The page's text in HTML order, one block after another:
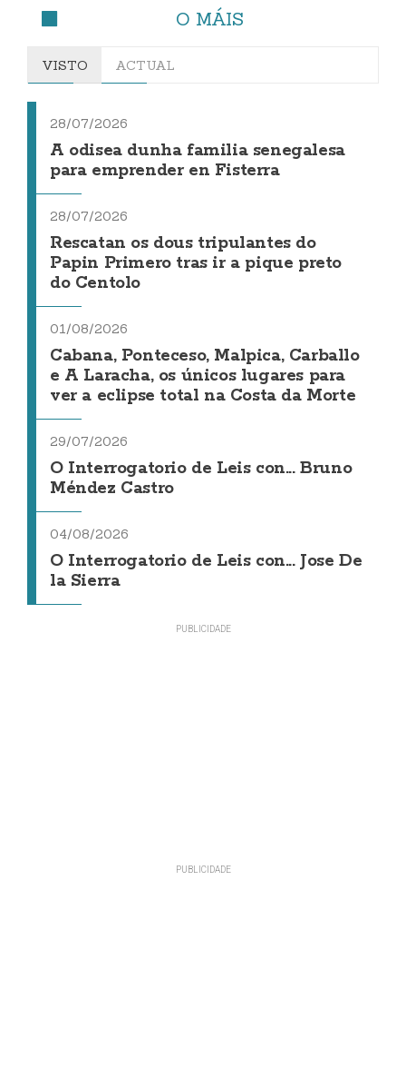
O MÁIS
VISTO ACTUAL
28/07/2026
A odisea dunha familia senegalesa
para emprender en Fisterra
28/07/2026
Rescatan os dous tripulantes do
Papin Primero tras ir a pique preto
do Centolo
01/08/2026
Cabana, Ponteceso, Malpica, Carballo
e A Laracha, os únicos lugares para
ver a eclipse total na Costa da Morte
29/07/2026
O Interrogatorio de Leis con... Bruno
Méndez Castro
04/08/2026
O Interrogatorio de Leis con... Jose De
la Sierra